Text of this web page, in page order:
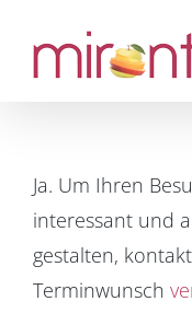
content
Ja. Um Ihren
interessant und
gestalten,
Terminwunsch